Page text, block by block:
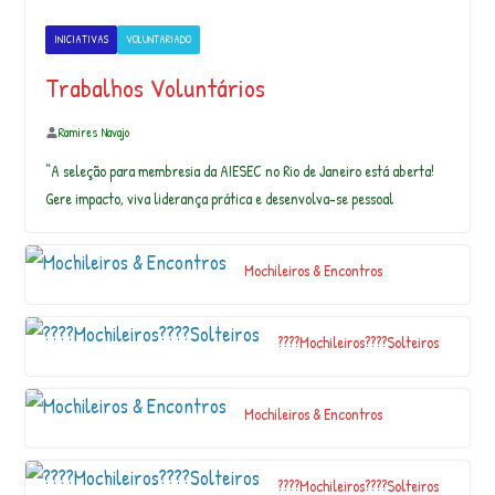
Agroecologia é liberdade! Agroecologia é
E mais uma banda confirmada! Caravela
…
INICIATIVAS VOLUNTARIADO
Trabalhos Voluntários
Ramires Navajo
“A seleção para membresia da AIESEC no Rio de Janeiro está aberta!
Gere impacto, viva liderança prática e desenvolva-se pessoal
Mochileiros & Encontros
????Mochileiros????Solteiros
Mochileiros & Encontros
????Mochileiros????Solteiros